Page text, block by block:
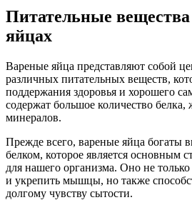
Питательные
яйцах
Вареные яйца представляют собой
различных питательных веществ,
поддержания здоровья и хорошего
содержат большое количество
минералов.
Прежде всего, вареные яйца богаты
белком, которое является основным
для нашего организма. Оно не
и укрепить мышцы, но также
долгому чувству сытости.